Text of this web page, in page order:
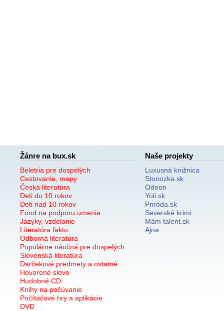
Žánre na bux.sk
Beletria pre dospelých
Cestovanie, mapy
Česká literatúra
Deti do 10 rokov
Deti nad 10 rokov
Fond na podporu umenia
Jazyky, vzdelanie
Literatúra faktu
Odborná literatúra
Populárne náučná pre dospelých
Slovenská literatúra
Darčekové predmety a ostatné
Hovorené slovo
Hudobné CD
Knihy na počúvanie
Počítačové hry a aplikácie
DVD
Naše projekty
Luxusná knižnica
Stonozka.sk
Odeon
Yoli.sk
Priroda.sk
Severské krimi
Mám talent.sk
Ajna